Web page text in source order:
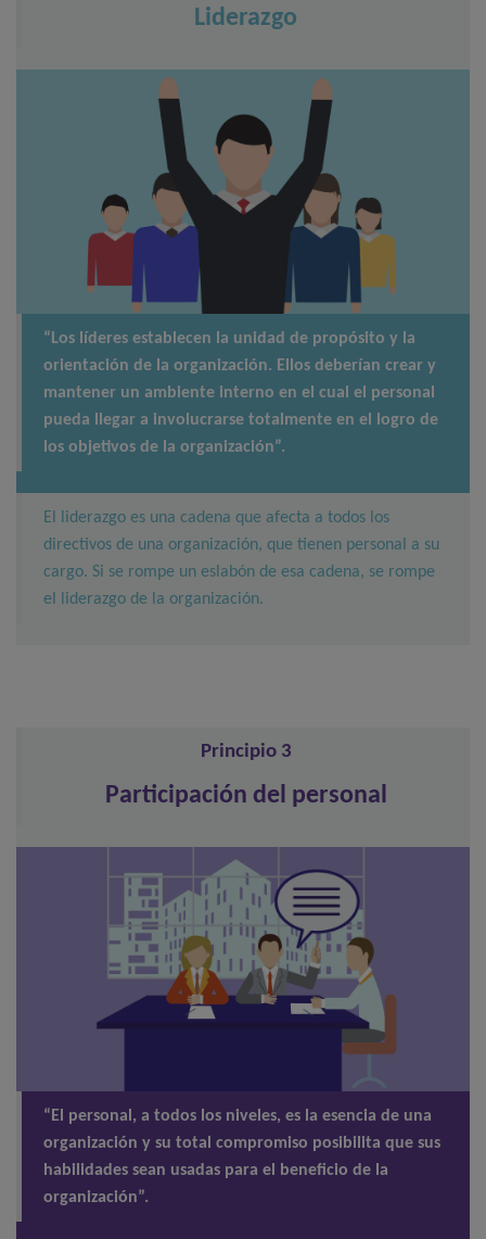
Liderazgo
“Los líderes establecen la unidad de propósito y la
orientación de la organización. Ellos deberían crear y
mantener un ambiente interno en el cual el personal
pueda llegar a involucrarse totalmente en el logro de
los objetivos de la organización”.
El liderazgo es una cadena que afecta a todos los
directivos de una organización, que tienen personal a su
cargo. Si se rompe un eslabón de esa cadena, se rompe
el liderazgo de la organización.
Principio 3
Participación del personal
“El personal, a todos los niveles, es la esencia de una
organización y su total compromiso posibilita que sus
habilidades sean usadas para el beneficio de la
organización”.